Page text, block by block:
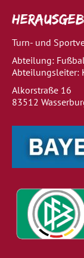
Turn- und
Abteilung:
Abteilungsleiter:
Alkorstraße 16
83512